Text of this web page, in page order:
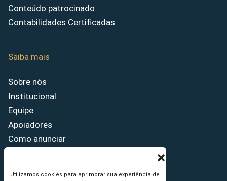
Utilizamos cookies para aprimorar sua experiência de
Conteúdo patrocinado
Contabilidades Certificadas
Saiba mais
Sobre nós
Institucional
Equipe
Apoiadores
Como anunciar